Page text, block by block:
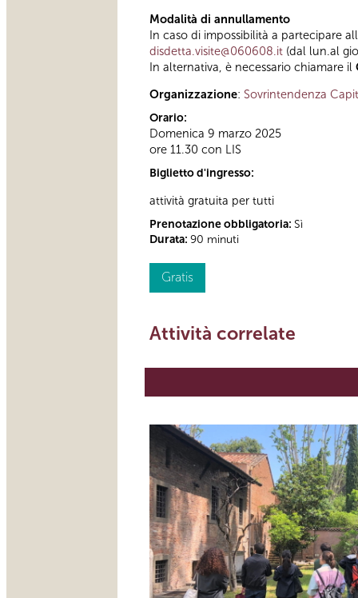
Modalità di annullamento
In caso di impossibilità a partecipare
disdetta.visite@060608.it (dal lun.al
In alternativa, è necessario chiamare il
Organizzazione: Sovrintendenza
Orario:
Domenica 9 marzo 2025
ore 11.30 con LIS
Biglietto d'ingresso:
attività gratuita per tutti
Prenotazione obbligatoria: Sì
Durata: 90 minuti
Gratis
Attività correlate